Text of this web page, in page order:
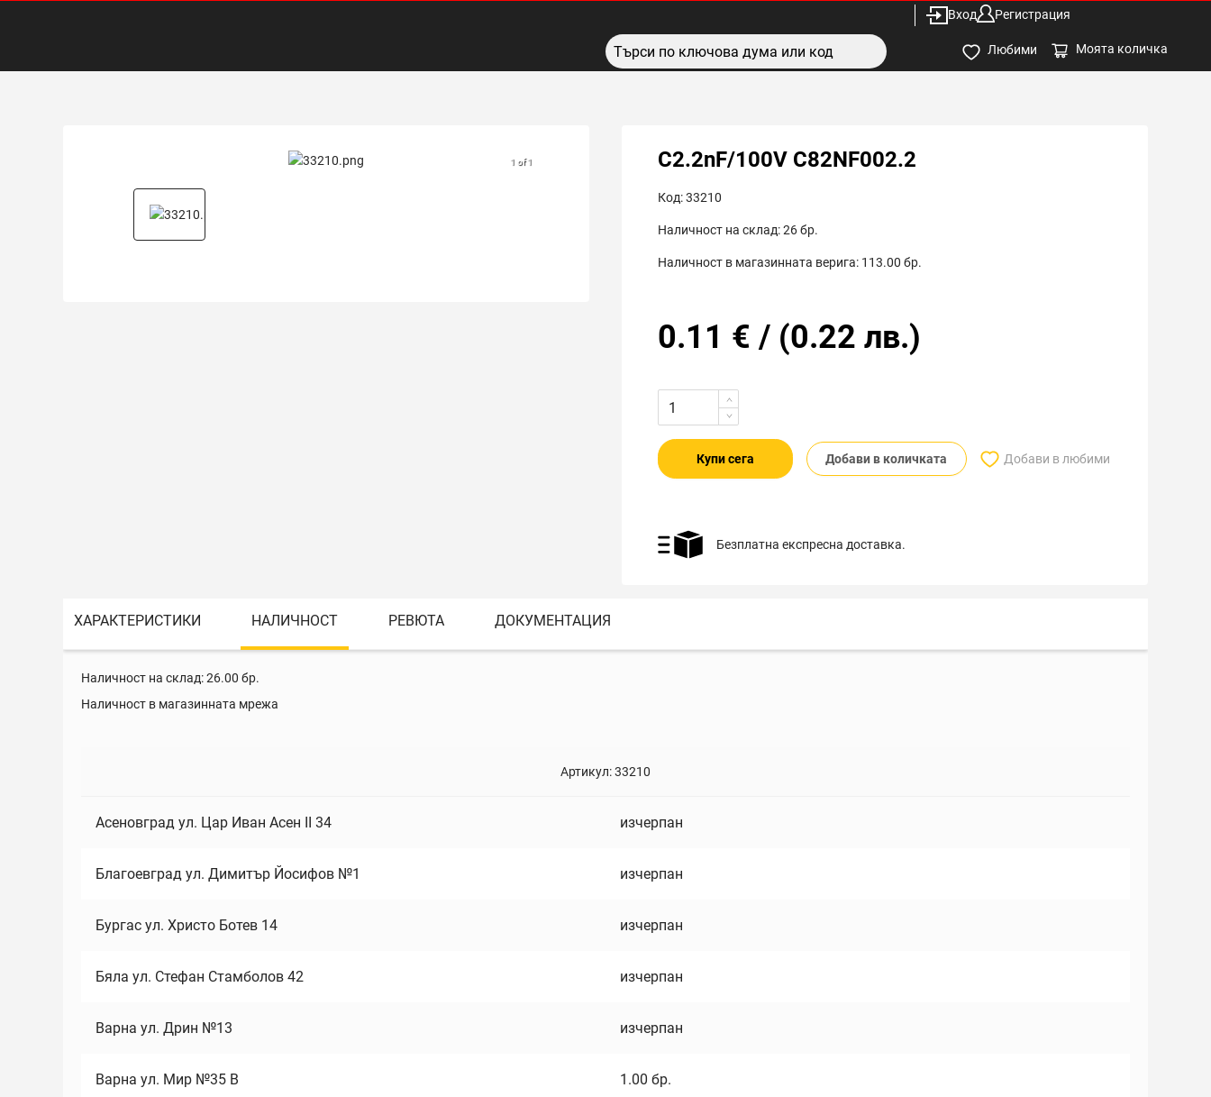
Вход Регистрация
Любими Моята количка
1 of 1 C2.2nF/100V C82NF002.2
Код:33210
Наличност на склад:26бр.
Наличност в магазинната верига: 113.00 бр.
0.11 € / (0.22 лв.)
Купи сега Добави в количката Добави в любими
Безплатна експресна доставка.
ХАРАКТЕРИСТИКИ НАЛИЧНОСТ РЕВЮТА ДОКУМЕНТАЦИЯ
Наличност на склад:26.00 бр.
Наличност в магазинната мрежа
Артикул:33210
Асеновград ул. Цар Иван Асен II 34 изчерпан
Благоевград ул. Димитър Йосифов №1 изчерпан
Бургас ул. Христо Ботев 14 изчерпан
Бяла ул. Стефан Стамболов 42 изчерпан
Варна ул. Дрин №13 изчерпан
Варна ул. Мир №35 В 1.00 бр.